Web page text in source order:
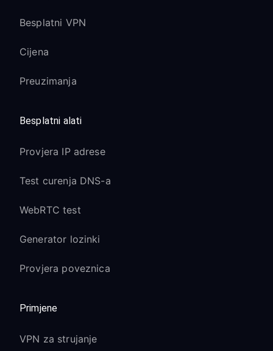
Besplatni VPN
Cijena
Preuzimanja
Besplatni alati
Provjera IP adrese
Test curenja DNS-a
WebRTC test
Generator lozinki
Provjera poveznica
Primjene
VPN za strujanje